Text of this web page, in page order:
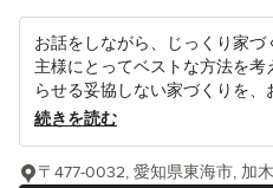
お話をしながら、じっくり家
主様にとってベストな方法を
らせる妥協しない家づくりを、
続きを読む
〒477-0032, 愛知県東海市, 加